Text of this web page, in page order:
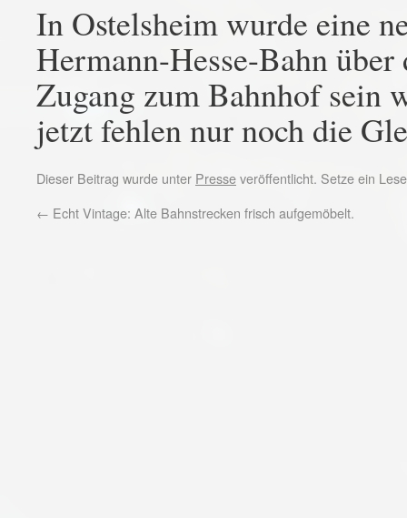
In Ostelsheim wurde eine
Hermann-Hesse-Bahn
Zugang zum Bahnhof sein
jetzt fehlen nur noch die
Dieser Beitrag wurde unter Presseveröffentlicht. Setze ein
← Echt Vintage: Alte Bahnstrecken frisch aufgemöbelt.